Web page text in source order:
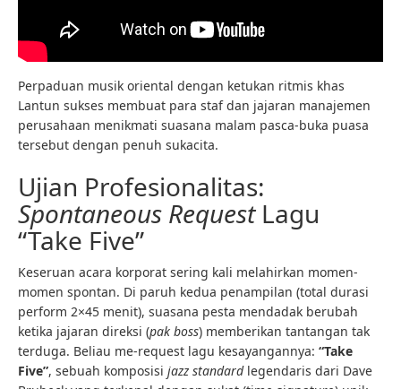
Perpaduan musik oriental dengan ketukan ritmis khas
Lantun sukses membuat para staf dan jajaran manajemen
perusahaan menikmati suasana malam pasca-buka puasa
tersebut dengan penuh sukacita.
Ujian Profesionalitas:
Spontaneous RequestLagu
“Take Five”
Keseruan acara korporat sering kali melahirkan momen-
momen spontan. Di paruh kedua penampilan (total durasi
perform 2×45 menit), suasana pesta mendadak berubah
ketika jajaran direksi (pak boss) memberikan tantangan tak
terduga. Beliau me-request lagu kesayangannya: “Take
Five”, sebuah komposisi jazz standardlegendaris dari Dave